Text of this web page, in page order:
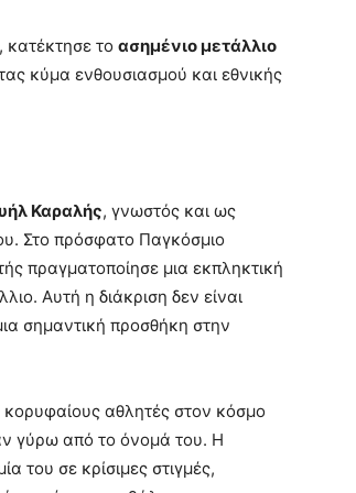
το ασημένιο μετάλλιο
κύμα ενθουσιασμού και εθνικής
Καραλής, γνωστός και ως
Στο πρόσφατο Παγκόσμιο
πραγματοποίησε μια εκπληκτική
Αυτή η διάκριση δεν είναι
σημαντική προσθήκη στην
αθλητές στον κόσμο
γύρω από το όνομά του. Η
του σε κρίσιμες στιγμές,